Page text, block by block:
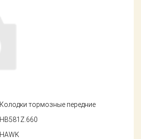
Колодки тормозные передние
HB581Z.660
HAWK